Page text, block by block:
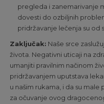
pregleda i zanemarivanje
dovesti do ozbiljnih
pridržavanje lečenja su od
Zaključak: Naše srce
života. Negativni uticaji na
umanjiti pravilnim načinom
pridržavanjem uputstava
u našim rukama, i da su
za očuvanje ovog